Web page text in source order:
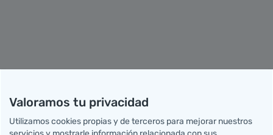
Valoramos tu privacidad
Utilizamos cookies propias y de terceros para mejorar nuestros